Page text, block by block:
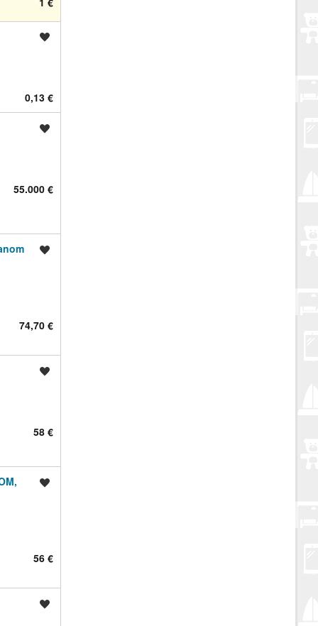
0,13 €
55.000 €
74,70 €
58 €
56 €